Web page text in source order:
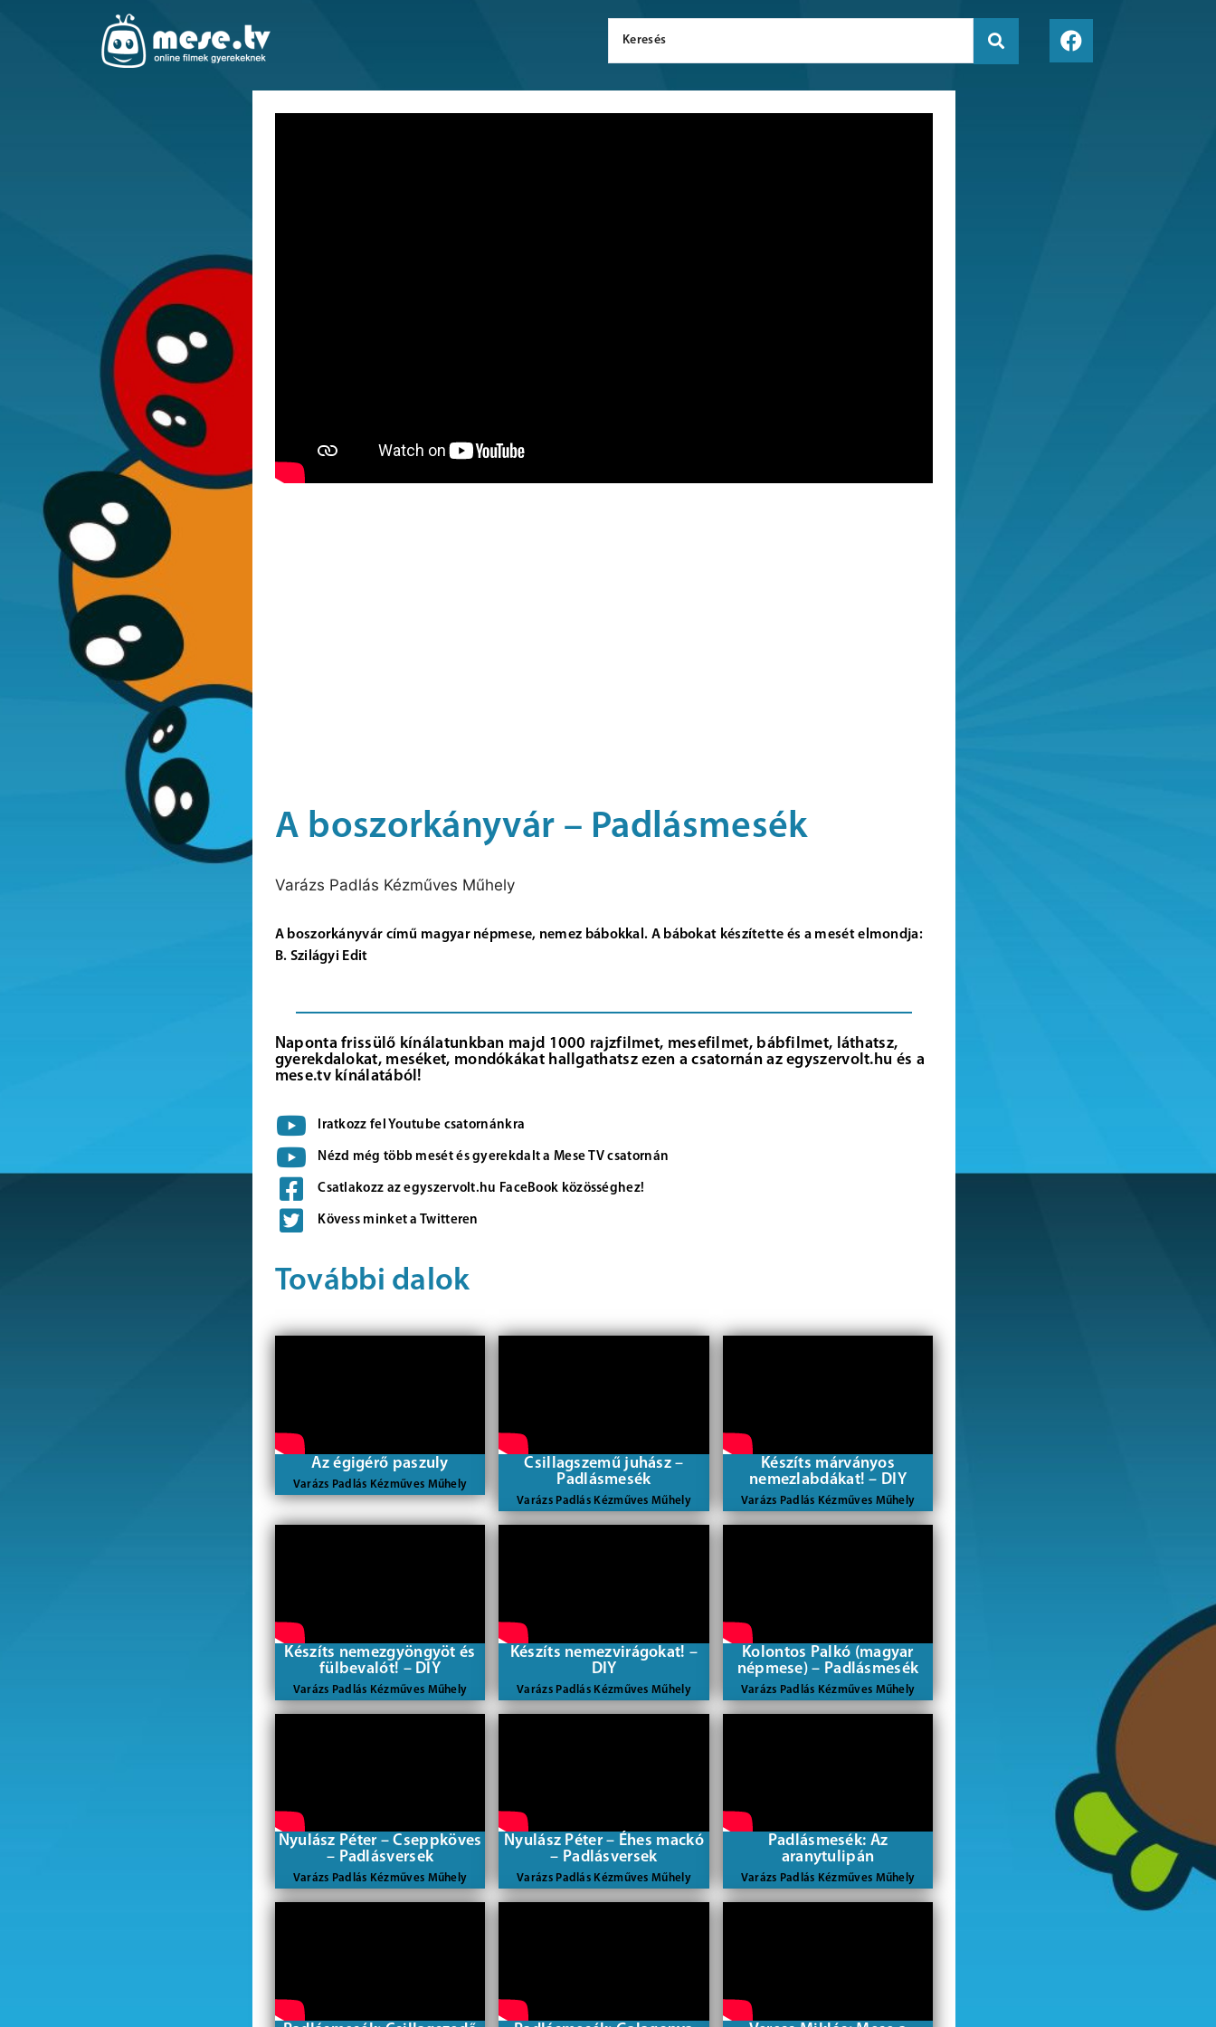
A boszorkányvár – Padlásmesék
Varázs Padlás Kézműves Műhely
A boszorkányvár című magyar népmese, nemez bábokkal. A bábokat készítette és a mesét elmondja:
B. Szilágyi Edit
Naponta frissülő kínálatunkban majd 1000 rajzfilmet, mesefilmet, bábfilmet, láthatsz,
gyerekdalokat, meséket, mondókákat hallgathatsz ezen a csatornán az egyszervolt.hu és a
mese.tv kínálatából!
Iratkozz fel Youtube csatornánkra
Nézd még több mesét és gyerekdalt a Mese TV csatornán
Csatlakozz az egyszervolt.hu FaceBook közösséghez!
Kövess minket a Twitteren
További dalok
Az égigérő paszuly
Varázs Padlás Kézműves Műhely
Csillagszemű juhász –
Padlásmesék
Varázs Padlás Kézműves Műhely
Készíts márványos
nemezlabdákat! – DIY
Varázs Padlás Kézműves Műhely
Készíts nemezgyöngyöt és
fülbevalót! – DIY
Varázs Padlás Kézműves Műhely
Készíts nemezvirágokat! –
DIY
Varázs Padlás Kézműves Műhely
Kolontos Palkó (magyar
népmese) – Padlásmesék
Varázs Padlás Kézműves Műhely
Nyulász Péter – Cseppköves
– Padlásversek
Varázs Padlás Kézműves Műhely
Nyulász Péter – Éhes mackó
– Padlásversek
Varázs Padlás Kézműves Műhely
Padlásmesék: Az
aranytulipán
Varázs Padlás Kézműves Műhely